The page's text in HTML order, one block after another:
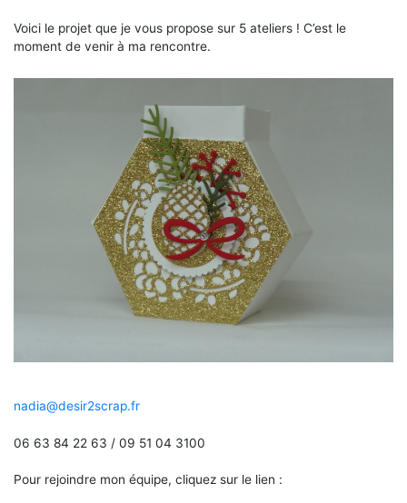
Voici le projet que je vous propose sur 5 ateliers ! C’est le
moment de venir à ma rencontre.
nadia@desir2scrap.fr
06 63 84 22 63 / 09 51 04 3100
Pour rejoindre mon équipe, cliquez sur le lien :